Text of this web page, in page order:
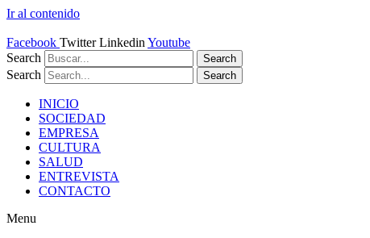
Ir al contenido
Facebook Twitter Linkedin Youtube
Search
Search
Search Search
INICIO
SOCIEDAD
EMPRESA
CULTURA
SALUD
ENTREVISTA
CONTACTO
Menu